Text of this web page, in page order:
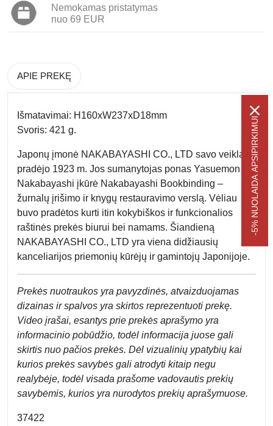
Nemokamas pristatymas
nuo 69 EUR
APIE PREKĘ
Išmatavimai: H160xW237xD18mm
Svoris: 421 g.
Japonų įmonė NAKABAYASHI CO., LTD savo veiklą
pradėjo 1923 m. Jos sumanytojas ponas Yasuemon
Nakabayashi įkūrė Nakabayashi Bookbinding –
žurnalų įrišimo ir knygų restauravimo verslą. Vėliau
buvo pradėtos kurti itin kokybiškos ir funkcionalios
raštinės prekės biurui bei namams. Šiandieną
NAKABAYASHI CO., LTD yra viena didžiausių
kanceliarijos priemonių kūrėjų ir gamintojų Japonijoje.
Prekės nuotraukos yra pavyzdinės, atvaizduojamas
dizainas ir spalvos yra skirtos reprezentuoti prekę.
Video įrašai, esantys prie prekės aprašymo yra
informacinio pobūdžio, todėl informacija juose gali
skirtis nuo pačios prekės. Dėl vizualinių ypatybių kai
kurios prekės savybės gali atrodyti kitaip negu
realybėje, todėl visada prašome vadovautis prekių
savybėmis, kurios yra nurodytos prekių aprašymuose.
37422
-5% NUOLAIDA APSIPIRKIMUI